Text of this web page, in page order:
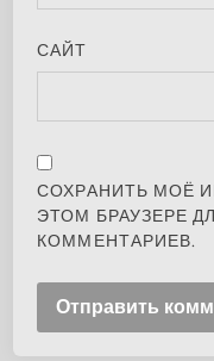
САЙТ
СОХРАНИТЬ МОЁ
ЭТОМ БРАУЗЕРЕ
КОММЕНТАРИЕВ.